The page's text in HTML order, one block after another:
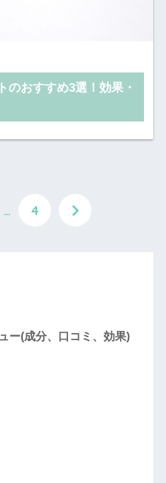
のおすすめ3選！効果・
… 4
ー(成分、口コミ、効果)